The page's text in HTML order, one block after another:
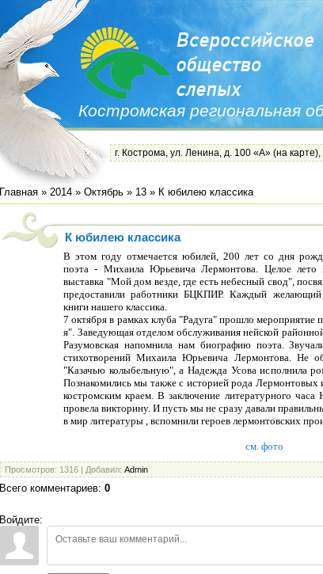
Костромская региональная
г. Кострома, ул. Ленина, д. 100 «А» (на карте),
Главная » 2014 » Октябрь » 13 » К юбилею классика
К юбилею классика
В этом году отмечается юбилей, 200 лет со дня
поэта - Михаила Юрьевича Лермонтова. Целое лето
выставка "Мой дом везде, где есть небесный свод",
предоставили работники БЦКПИР. Каждый
книги нашего классика.
7 октября в рамках клуба "Радуга" прошло
я". Заведующая отделом обслуживания нейской
Разумовская напомнила нам биографию поэта.
стихотворений Михаила Юрьевича Лермонтова. Не
"Казачью колыбельную", а Надежда Усова исполнила
Познакомились мы также с историей рода Лермонтовых
костромским краем. В заключение литературного
провела викторину. И пусть мы не сразу давали
в мир литературы , вспомнили героев лермонтовских
см. фото
Просмотров: 1316 | Добавил: Admin
Всего комментариев: 0
Войдите: